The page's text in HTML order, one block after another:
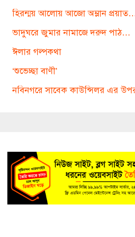
হিরন্ময় আলোয় আজো অম্লান
ভাদুঘরে জুমার নামাজে দরুদ পাঠ…
ঈলার গল্পকথা
‘শুভেচ্ছা বাণী’
নবিনগরে সাবেক কাউন্সিলর এর